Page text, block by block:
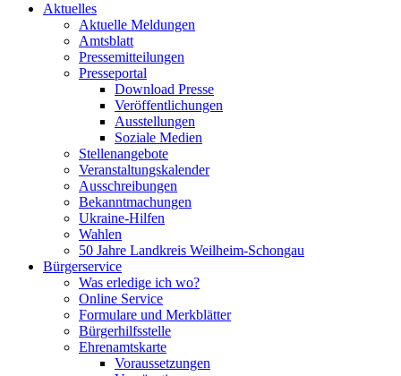
Aktuelles
Aktuelle Meldungen
Amtsblatt
Pressemitteilungen
Presseportal
Download Presse
Veröffentlichungen
Ausstellungen
Soziale Medien
Stellenangebote
Veranstaltungskalender
Ausschreibungen
Bekanntmachungen
Ukraine-Hilfen
Wahlen
50 Jahre Landkreis Weilheim-Schongau
Bürgerservice
Was erledige ich wo?
Online Service
Formulare und Merkblätter
Bürgerhilfsstelle
Ehrenamtskarte
Voraussetzungen